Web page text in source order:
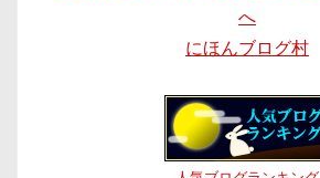
にほんブログ村